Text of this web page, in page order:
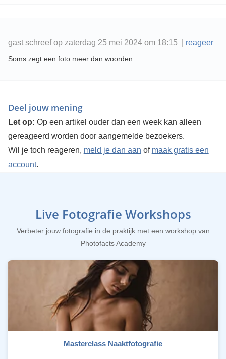
gast schreef op zaterdag 25 mei 2024 om 18:15 | reageer
Soms zegt een foto meer dan woorden.
Deel jouw mening
Let op: Op een artikel ouder dan een week kan alleen
gereageerd worden door aangemelde bezoekers.
Wil je toch reageren, meld je dan aan of maak gratis een
account.
Live Fotografie Workshops
Verbeter jouw fotografie in de praktijk met een workshop van
Photofacts Academy
Masterclass Naaktfotografie